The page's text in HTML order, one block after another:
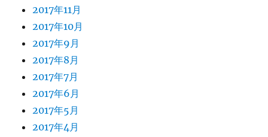
2017年11月
2017年10月
2017年9月
2017年8月
2017年7月
2017年6月
2017年5月
2017年4月